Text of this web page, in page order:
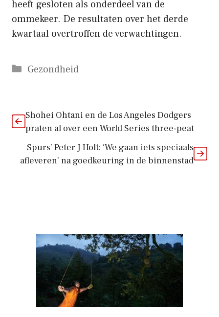
heeft gesloten als onderdeel van de
ommekeer. De resultaten over het derde
kwartaal overtroffen de verwachtingen.
Categorieën
Gezondheid
Shohei Ohtani en de Los Angeles Dodgers
praten al over een World Series three-peat
Spurs’ Peter J Holt: ‘We gaan iets speciaals
afleveren’ na goedkeuring in de binnenstad